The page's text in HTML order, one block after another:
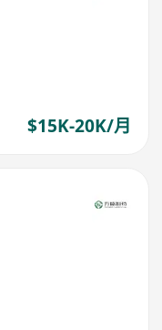
$15K-20K/月